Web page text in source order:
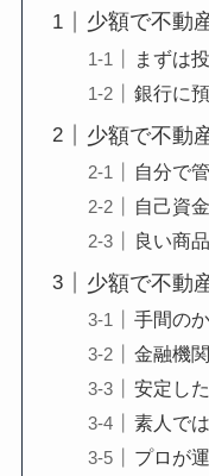
少額で不動
まずは
銀行に
少額で不動
自分で
自己資
良い商
少額で不動
手間の
金融機
安定し
素人で
プロが